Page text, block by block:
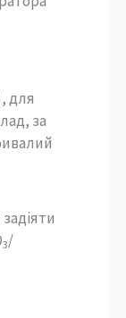
для
за
3/